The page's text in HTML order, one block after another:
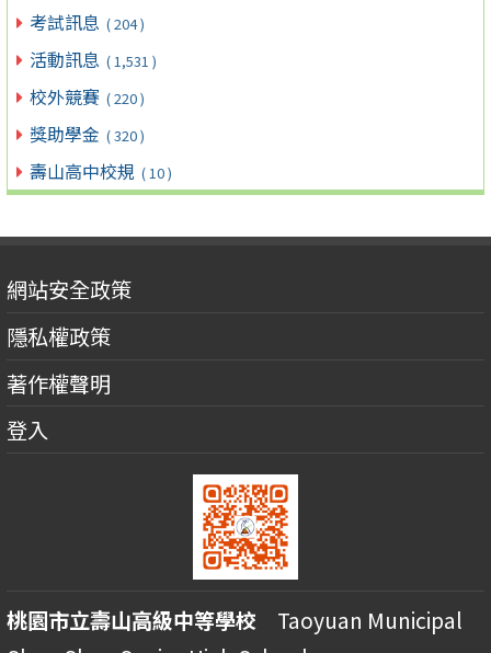
考試訊息 ( 204 )
活動訊息 ( 1,531 )
校外競賽 ( 220 )
獎助學金 ( 320 )
壽山高中校規 ( 10 )
網站安全政策
隱私權政策
著作權聲明
登入
桃園市立壽山高級中等學校 Taoyuan Municipal